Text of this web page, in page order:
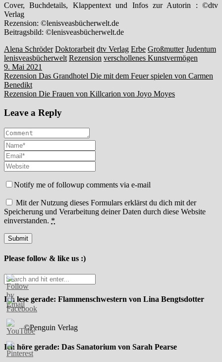
Cover, Buchdetails, Klappentext und Infos zur Autorin : ©dtv
Verlag
Rezension: ©lenisveasbücherwelt.de
Beitragsbild: ©lenisveasbücherwelt.de
Alena Schröder Doktorarbeit dtv Verlag Erbe Großmutter Judentum
lenisveasbücherwelt Rezension verschollenes Kunstvermögen
9. Mai 2021
Beitragsnavigation
Rezension Das Grandhotel Die mit dem Feuer spielen von Carmen
Benedikt
Rezension Die Frauen von Killcarion von Joyo Moyes
Leave a Reply
Notify me of followup comments via e-mail
Mit der Nutzung dieses Formulars erklärst du dich mit der
Speicherung und Verarbeitung deiner Daten durch diese Website
einverstanden. *
Please follow & like us :)
Ich lese gerade: Flammenschwestern von Lina Bengtsdotter
©Penguin Verlag
Ich höre gerade: Das Sanatorium von Sarah Pearse